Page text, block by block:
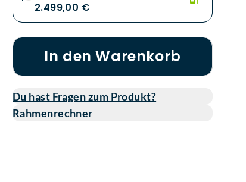
2.499,00 €
In den Warenkorb
Du hast Fragen zum Produkt?
Rahmenrechner